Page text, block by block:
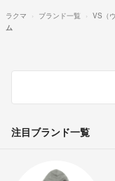
ラクマ ブランド一覧 VS（
ム
注目ブランド一覧